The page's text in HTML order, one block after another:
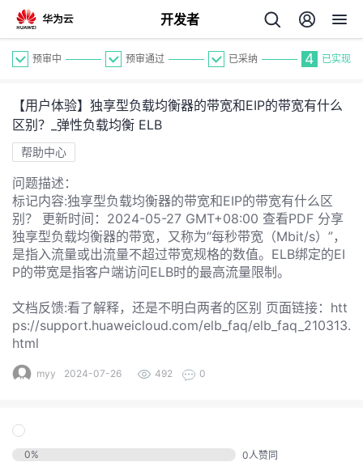
开发者
个
人
主
页
我
的
开
发
我
预审中 预审通过 已采纳 4 已实现
【用户体验】独享型负载均衡器的带宽和EIP的带宽有什么
区别？_弹性负载均衡 ELB
帮助中心
问题描述：
标记内容:独享型负载均衡器的带宽和EIP的带宽有什么区
别？ 更新时间：2024-05-27 GMT+08:00 查看PDF 分享
独享型负载均衡器的带宽，又称为“每秒带宽（Mbit/s）”，
是指入流量或出流量不超过带宽规格的数值。ELB绑定的EI
P的带宽是指客户端访问ELB时的最高流量限制。
文档反馈:看了解释，还是不明白两者的区别 页面链接：htt
ps://support.huaweicloud.com/elb_faq/elb_faq_210313.
html
myy 2024-07-26 492 0
0% 0人赞同